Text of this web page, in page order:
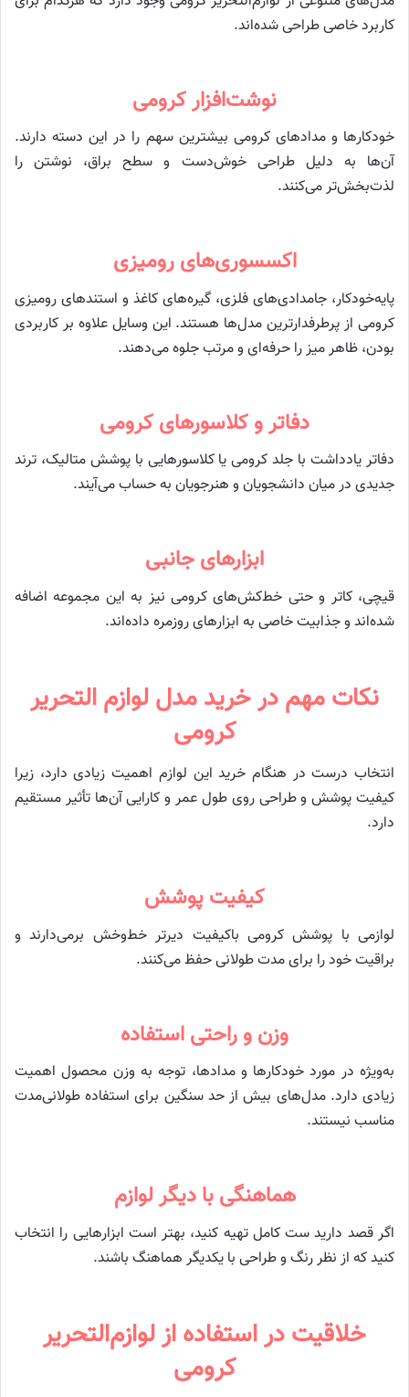
کاربرد خاصی طراحی شده‌اند.
نوشت‌افزار کرومی
خودکارها و مدادهای کرومی بیشترین سهم را در این دسته دارند.
آن‌ها به دلیل طراحی خوش‌دست و سطح براق، نوشتن را
لذت‌بخش‌تر می‌کنند.
اکسسوری‌های رومیزی
پایه‌خودکار، جامدادی‌های فلزی، گیره‌های کاغذ و استندهای رومیزی
کرومی از پرطرفدارترین مدل‌ها هستند. این وسایل علاوه بر کاربردی
بودن، ظاهر میز را حرفه‌ای و مرتب جلوه می‌دهند.
دفاتر و کلاسورهای کرومی
دفاتر یادداشت با جلد کرومی یا کلاسورهایی با پوشش متالیک، ترند
جدیدی در میان دانشجویان و هنرجویان به حساب می‌آیند.
ابزارهای جانبی
قیچی، کاتر و حتی خط‌کش‌های کرومی نیز به این مجموعه اضافه
شده‌اند و جذابیت خاصی به ابزارهای روزمره داده‌اند.
نکات مهم در خرید مدل لوازم التحریر
کرومی
انتخاب درست در هنگام خرید این لوازم اهمیت زیادی دارد، زیرا
کیفیت پوشش و طراحی روی طول عمر و کارایی آن‌ها تأثیر مستقیم
دارد.
کیفیت پوشش
لوازمی با پوشش کرومی باکیفیت دیرتر خط‌وخش برمی‌دارند و
براقیت خود را برای مدت طولانی حفظ می‌کنند.
وزن و راحتی استفاده
به‌ویژه در مورد خودکارها و مدادها، توجه به وزن محصول اهمیت
زیادی دارد. مدل‌های بیش از حد سنگین برای استفاده طولانی‌مدت
مناسب نیستند.
هماهنگی با دیگر لوازم
اگر قصد دارید ست کامل تهیه کنید، بهتر است ابزارهایی را انتخاب
کنید که از نظر رنگ و طراحی با یکدیگر هماهنگ باشند.
خلاقیت در استفاده از لوازم‌التحریر
کرومی